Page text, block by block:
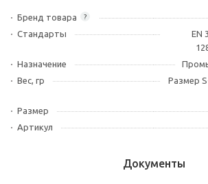
?
Бренд товара
Стандарты
EN
Назначение
Вес, гр
Размер
Размер
Артикул
Документы